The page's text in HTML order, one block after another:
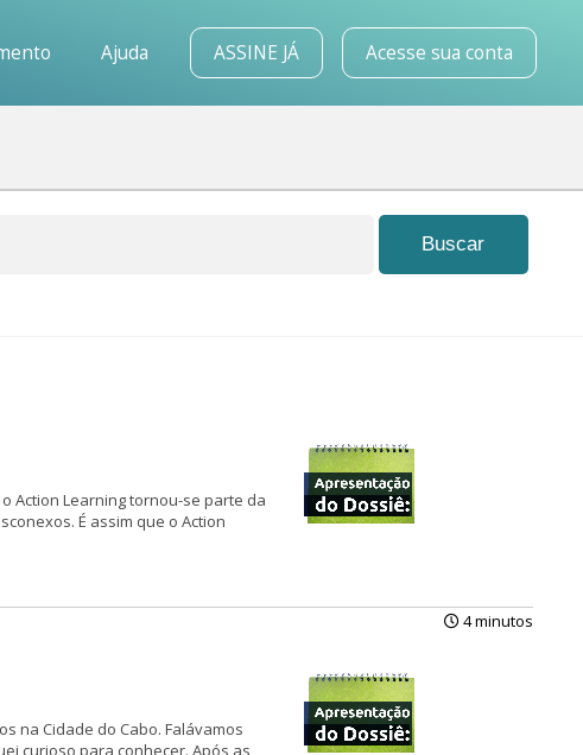
Ajuda ASSINE JÁ Acesse sua conta
Action Learning tornou-se parte da
É assim que o Action
4 minutos
na Cidade do Cabo. Falávamos
curioso para conhecer. Após as